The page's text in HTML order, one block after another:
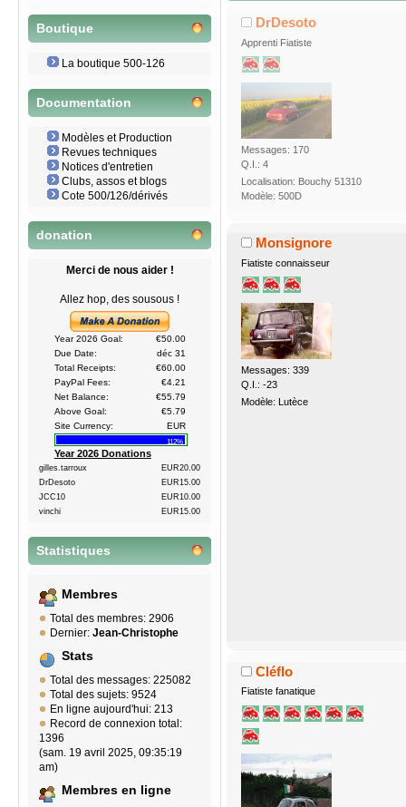
Boutique
La boutique 500-126
Documentation
Modèles et Production
Revues techniques
Notices d'entretien
Clubs, assos et blogs
Cote 500/126/dérivés
donation
Merci de nous aider !
Allez hop, des sousous !
Year 2026 Goal:
€50.00
Due Date:
déc 31
Total Receipts:
€60.00
PayPal Fees:
€4.21
Net Balance:
€55.79
Above Goal:
€5.79
Site Currency:
EUR
112%
Year 2026 Donations
gilles.tarroux
EUR20.00
DrDesoto
EUR15.00
JCC10
EUR10.00
vinchi
EUR15.00
Statistiques
Membres
Total des membres: 2906
Dernier: Jean-Christophe
Stats
Total des messages: 225082
Total des sujets: 9524
En ligne aujourd'hui: 213
Record de connexion total:
1396
(sam. 19 avril 2025, 09:35:19
am)
Membres en ligne
DrDesoto
Apprenti Fiatiste
Messages: 170
Q.I.: 4
Localisation: Bouchy 51310
Modèle: 500D
Monsignore
Fiatiste connaisseur
Messages: 339
Q.I.: -23
Modèle: Lutèce
Cléflo
Fiatiste fanatique